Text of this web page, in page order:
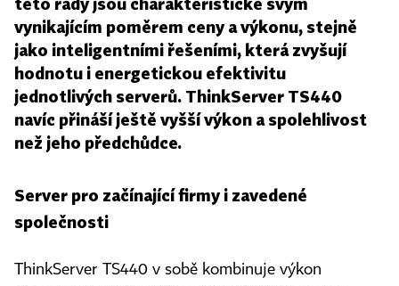
vynikajícím poměrem ceny a výkonu, stejně
jako inteligentními řešeními, která zvyšují
hodnotu i energetickou efektivitu
jednotlivých serverů. ThinkServer TS440
navíc přináší ještě vyšší výkon a spolehlivost
než jeho předchůdce.
Server pro začínající firmy i zavedené
společnosti
ThinkServer TS440 v sobě kombinuje výkon